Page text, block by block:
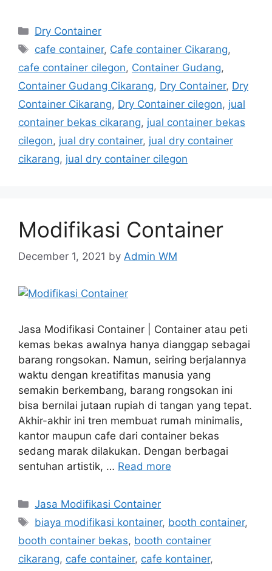
Categories
Dry Container
Tags
cafe container, Cafe container Cikarang,
cafe container cilegon, Container Gudang,
Container Gudang Cikarang, Dry Container, Dry
Container Cikarang, Dry Container cilegon, jual
container bekas cikarang, jual container bekas
cilegon, jual dry container, jual dry container
cikarang, jual dry container cilegon
Modifikasi Container
December 1, 2021 by Admin WM
Jasa Modifikasi Container | Container atau peti
kemas bekas awalnya hanya dianggap sebagai
barang rongsokan. Namun, seiring berjalannya
waktu dengan kreatifitas manusia yang
semakin berkembang, barang rongsokan ini
bisa bernilai jutaan rupiah di tangan yang tepat.
Akhir-akhir ini tren membuat rumah minimalis,
kantor maupun cafe dari container bekas
sedang marak dilakukan. Dengan berbagai
sentuhan artistik, … Read more
Categories
Jasa Modifikasi Container
Tags
biaya modifikasi kontainer, booth container,
booth container bekas, booth container
cikarang, cafe container, cafe kontainer,